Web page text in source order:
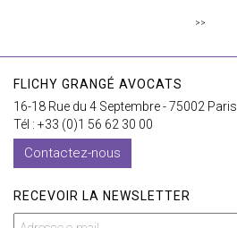
>>
FLICHY GRANGÉ AVOCATS
16-18 Rue du 4 Septembre - 75002 Paris
Tél : +33 (0)1 56 62 30 00
Contactez-nous
RECEVOIR LA NEWSLETTER